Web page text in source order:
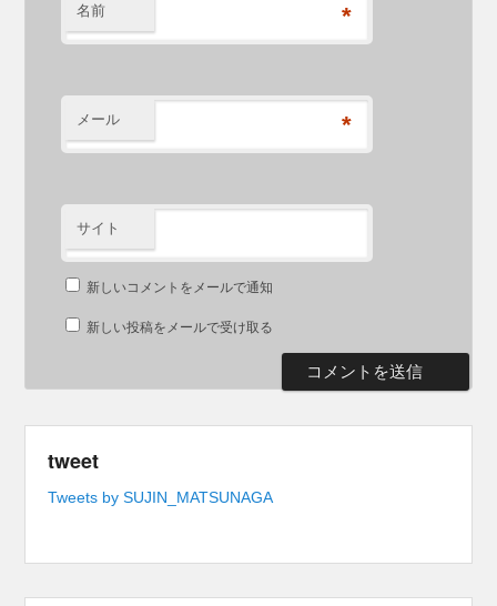
名前 *
メール *
サイト
新しいコメントをメールで通知
新しい投稿をメールで受け取る
tweet
Tweets by SUJIN_MATSUNAGA